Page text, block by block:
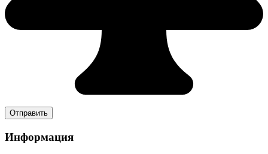
Информация